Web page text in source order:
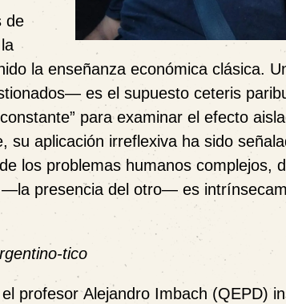
de
la enseñanza económica clásica.
es el supuesto ceteris
para examinar el efecto
su aplicación irreflexiva ha sido
los problemas humanos complejos,
—la presencia del otro— es
tico
el profesorAlejandro Imbach (QEPD)